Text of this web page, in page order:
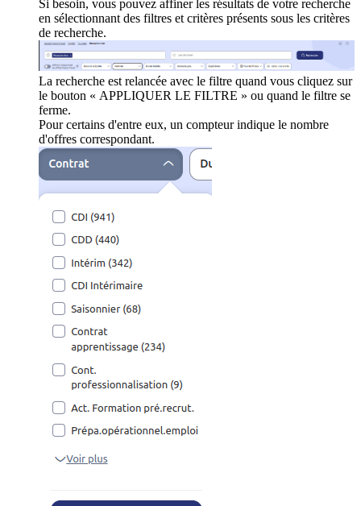
Si besoin, vous pouvez affiner les résultats de votre recherche
en sélectionnant des filtres et critères présents sous les critères
de recherche.
La recherche est relancée avec le filtre quand vous cliquez sur
le bouton « APPLIQUER LE FILTRE » ou quand le filtre se
ferme.
Pour certains d'entre eux, un compteur indique le nombre
d'offres correspondant.